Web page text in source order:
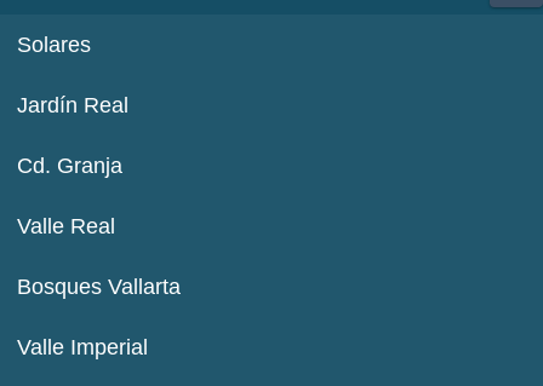
Solares
Jardín Real
Cd. Granja
Valle Real
Bosques Vallarta
Valle Imperial